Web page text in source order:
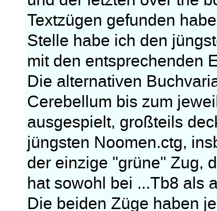
Textzügen gefunden
Stelle habe ich den
mit den entsprechenden
Die alternativen
Cerebellum bis zum
ausgespielt, großteils
jüngsten Noomen.ctg,
der einzige "grüne" Zug,
hat sowohl bei ...Tb8 als
Die beiden Züge haben